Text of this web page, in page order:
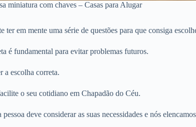
miniatura com chaves – Casas para Alugar
em mente uma série de questões para que consiga
é fundamental para evitar problemas futuros.
a escolha correta.
o seu cotidiano em Chapadão do Céu.
deve considerar as suas necessidades e nós